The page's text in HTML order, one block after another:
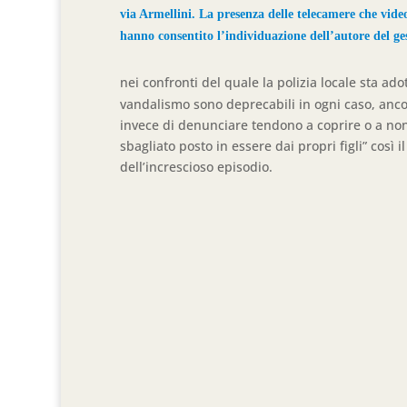
via Armellini. La presenza delle telecamere che
hanno consentito l’individuazione dell’autore del
nei confronti del quale la polizia locale sta
vandalismo sono deprecabili in ogni caso,
invece di denunciare tendono a coprire o a
sbagliato posto in essere dai propri figli” così
dell’increscioso episodio.